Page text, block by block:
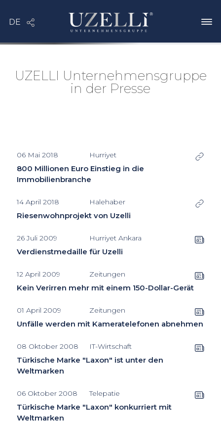
UZELLI Unternehmensgruppe
in der Presse
06 Mai 2018 Hurriyet
800 Millionen Euro Einstieg in die
Immobilienbranche
14 April 2018 Halehaber
Riesenwohnprojekt von Uzelli
26 Juli 2009 Hurriyet Ankara
Verdienstmedaille für Uzelli
12 April 2009 Zeitungen
Kein Verirren mehr mit einem 150-Dollar-Gerät
01 April 2009 Zeitungen
Unfälle werden mit Kameratelefonen abnehmen
08 Oktober 2008 IT-Wirtschaft
Türkische Marke "Laxon" ist unter den
Weltmarken
06 Oktober 2008 Telepatie
Türkische Marke "Laxon" konkurriert mit
Weltmarken